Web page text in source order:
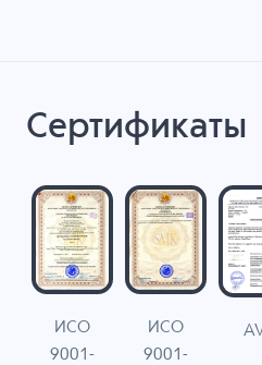
Сертификаты
ИСО
9001-
ИСО
9001-